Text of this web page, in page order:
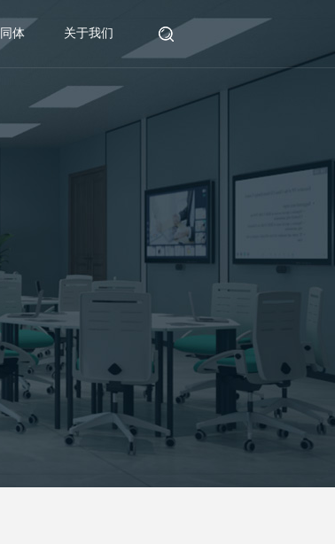
体 关于我们